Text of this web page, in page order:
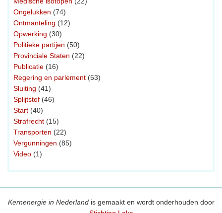
Ongelukken (74)
Ontmanteling (12)
Opwerking (30)
Politieke partijen (50)
Provinciale Staten (22)
Publicatie (16)
Regering en parlement (53)
Sluiting (41)
Splijtstof (46)
Start (40)
Strafrecht (15)
Transporten (22)
Vergunningen (85)
Video (1)
Kernenergie in Nederlandis gemaakt en wordt onderhouden door